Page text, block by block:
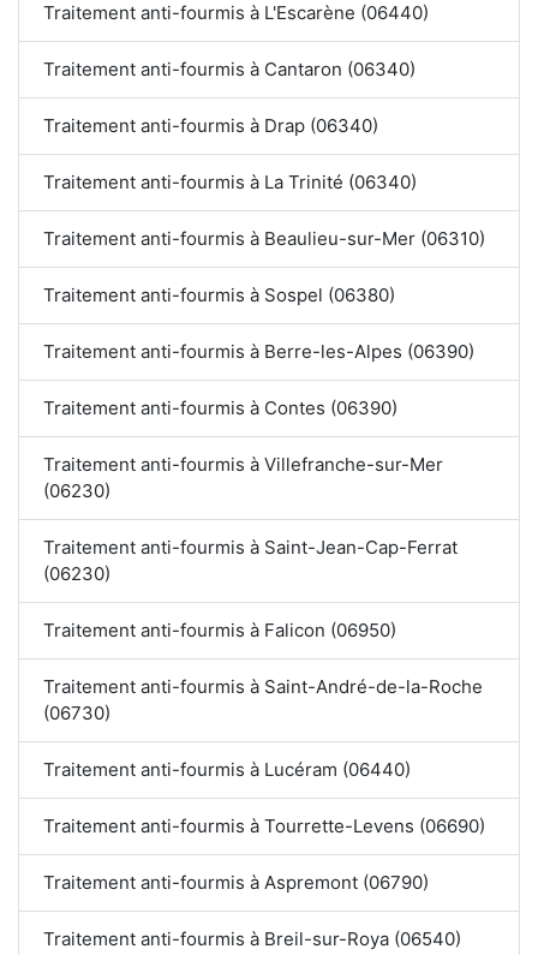
Traitement anti-fourmis à L'Escarène (06440)
Traitement anti-fourmis à Cantaron (06340)
Traitement anti-fourmis à Drap (06340)
Traitement anti-fourmis à La Trinité (06340)
Traitement anti-fourmis à Beaulieu-sur-Mer (06310)
Traitement anti-fourmis à Sospel (06380)
Traitement anti-fourmis à Berre-les-Alpes (06390)
Traitement anti-fourmis à Contes (06390)
Traitement anti-fourmis à Villefranche-sur-Mer
(06230)
Traitement anti-fourmis à Saint-Jean-Cap-Ferrat
(06230)
Traitement anti-fourmis à Falicon (06950)
Traitement anti-fourmis à Saint-André-de-la-Roche
(06730)
Traitement anti-fourmis à Lucéram (06440)
Traitement anti-fourmis à Tourrette-Levens (06690)
Traitement anti-fourmis à Aspremont (06790)
Traitement anti-fourmis à Breil-sur-Roya (06540)